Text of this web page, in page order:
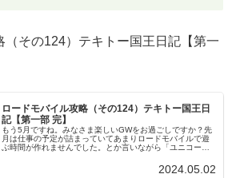
（その124）テキトー国王日記【第一
ロードモバイル攻略（その124）テキトー国王日
記【第一部 完】
もう5月ですね。みなさま楽しいGWをお過ごしですか？先
月は仕事の予定が詰まっていてあまりロードモバイルで遊
ぶ時間が作れませんでした。とか言いながら「ユニコーン
2024.05.02